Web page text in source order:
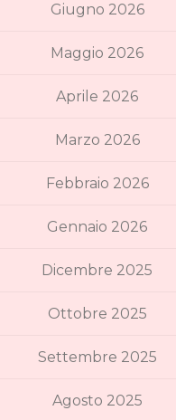
Giugno 2026
Maggio 2026
Aprile 2026
Marzo 2026
Febbraio 2026
Gennaio 2026
Dicembre 2025
Ottobre 2025
Settembre 2025
Agosto 2025